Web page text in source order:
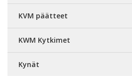
KVM päätteet
KWM Kytkimet
Kynät